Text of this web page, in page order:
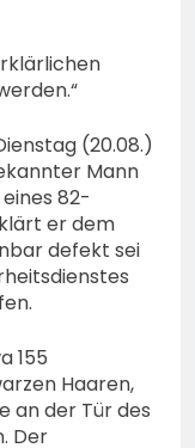
(20.08.)
Mann
82-
er dem
defekt sei
155
Haaren,
an der Tür des
Der